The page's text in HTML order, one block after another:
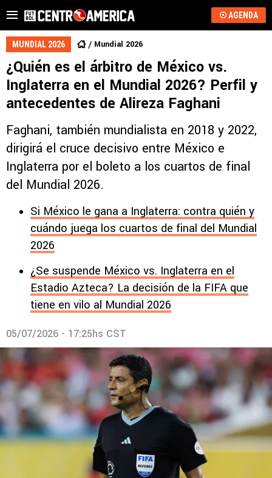
AGENDA
MUNDIAL 2026 Mundial 2026
¿Quién es el árbitro de México vs.
Inglaterra en el Mundial 2026? Perfil y
antecedentes de Alireza Faghani
Faghani, también mundialista en 2018 y 2022,
dirigirá el cruce decisivo entre México e
Inglaterra por el boleto a los cuartos de final
del Mundial 2026.
Si México le gana a Inglaterra: contra quién y
cuándo juega los cuartos de final del Mundial
2026
¿Se suspende México vs. Inglaterra en el
Estadio Azteca? La decisión de la FIFA que
tiene en vilo al Mundial 2026
05/07/2026 - 17:25hs CST